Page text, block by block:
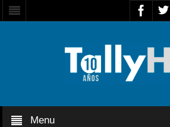
Menu